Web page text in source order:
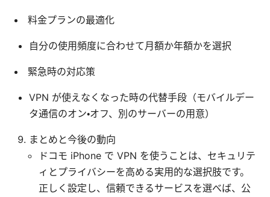
料金プランの最適化
自分の使用頻度に合わせて月額か年額かを選択
緊急時の対応策
VPN が使えなくなった時の代替手段（モバイルデー
タ通信のオン・オフ、別のサーバーの用意）
まとめと今後の動向
ドコモ iPhone で VPN を使うことは、セキュリテ
ィとプライバシーを高める実用的な選択肢です。
正しく設定し、信頼できるサービスを選べば、公